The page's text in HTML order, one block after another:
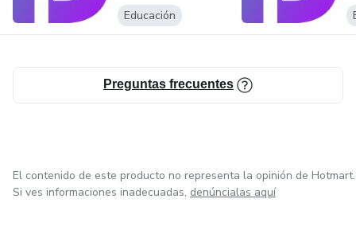
Educación
Preguntas frecuentes
El contenido de este producto no representa la opinión de Hotmart.
Si ves informaciones inadecuadas, denúncialas aquí